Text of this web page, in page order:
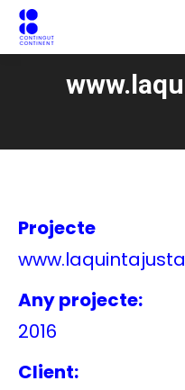
Projecte
Any projecte:
2016
Client: